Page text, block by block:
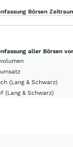
Börsen
aller Börsen
(Lang & Schwarz)
(Lang & Schwarz)